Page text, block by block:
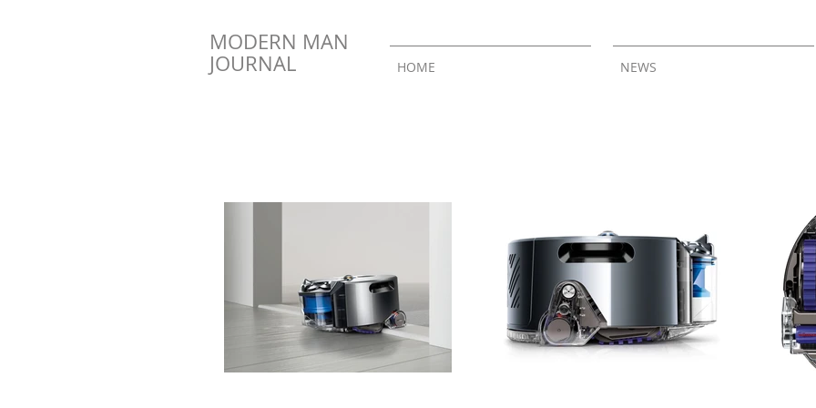
MODERN MAN
JOURNAL
HOME NEWS